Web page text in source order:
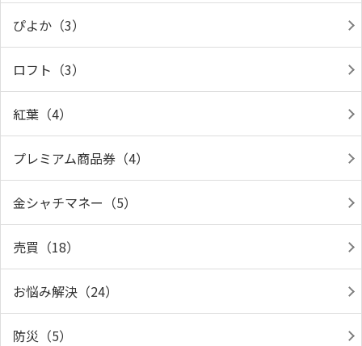
ぴよか（3）
ロフト（3）
紅葉（4）
プレミアム商品券（4）
金シャチマネー（5）
売買（18）
お悩み解決（24）
防災（5）